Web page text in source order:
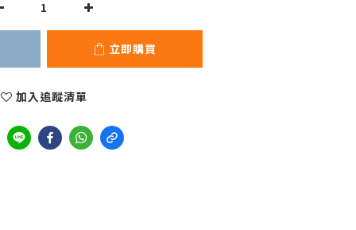
立即購買
加入追蹤清單